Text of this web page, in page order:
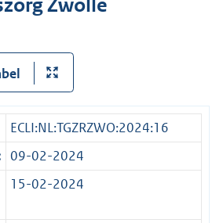
Zwolle
ECLI:NL:TGZRZWO:2024:16
09-02-2024
15-02-2024